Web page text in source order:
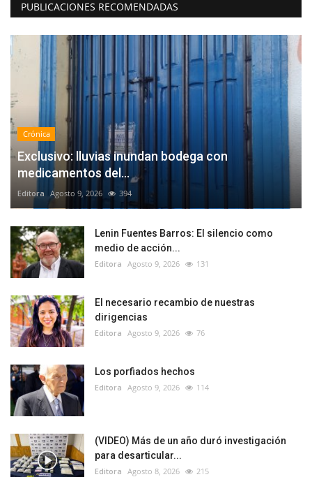
PUBLICACIONES RECOMENDADAS
Crónica
Exclusivo: lluvias inundan bodega con
medicamentos del...
Editora Agosto 9, 2026 394
Lenin Fuentes Barros: El silencio como
medio de acción...
Editora Agosto 9, 2026 131
El necesario recambio de nuestras
dirigencias
Editora Agosto 9, 2026 76
Los porfiados hechos
Editora Agosto 9, 2026 114
(VIDEO) Más de un año duró investigación
para desarticular...
Editora Agosto 8, 2026 215